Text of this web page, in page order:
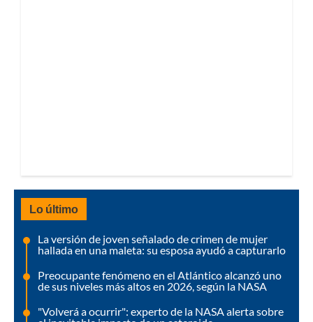
Lo último
La versión de joven señalado de crimen de mujer
hallada en una maleta: su esposa ayudó a capturarlo
Preocupante fenómeno en el Atlántico alcanzó uno
de sus niveles más altos en 2026, según la NASA
"Volverá a ocurrir": experto de la NASA alerta sobre